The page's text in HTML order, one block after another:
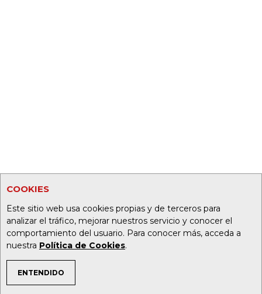
COOKIES
Este sitio web usa cookies propias y de terceros para
analizar el tráfico, mejorar nuestros servicio y conocer el
comportamiento del usuario. Para conocer más, acceda a
nuestra Política de Cookies.
ENTENDIDO
TEMAS DE INTERÉS